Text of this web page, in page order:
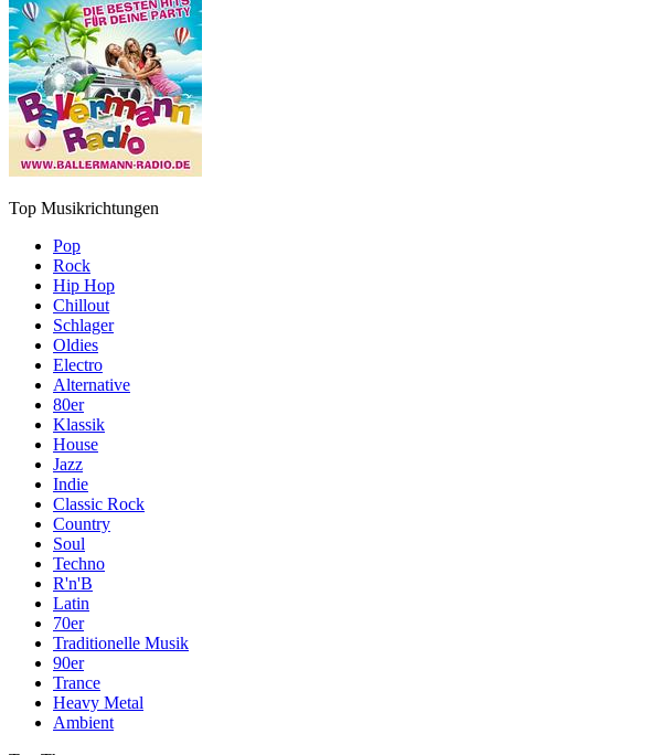
Top Musikrichtungen
Pop
Rock
Hip Hop
Chillout
Schlager
Oldies
Electro
Alternative
80er
Klassik
House
Jazz
Indie
Classic Rock
Country
Soul
Techno
R'n'B
Latin
70er
Traditionelle Musik
90er
Trance
Heavy Metal
Ambient